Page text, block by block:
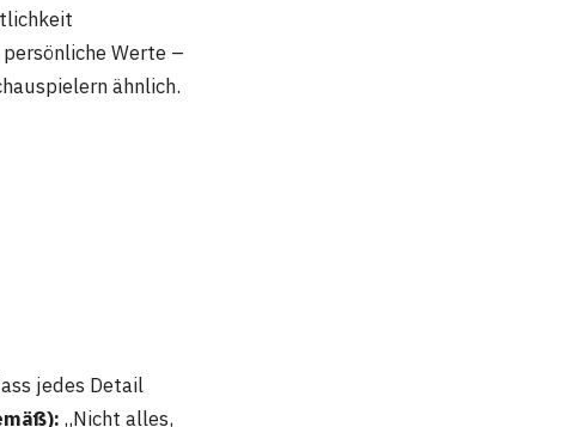
Werte –
ähnlich.
jedes Detail
„Nicht alles,